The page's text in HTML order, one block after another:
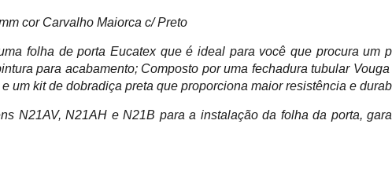
cor Carvalho Maiorca c/ Preto
folha de porta Eucatex que é ideal para você que procura um
para acabamento; Composto por uma fechadura tubular
um kit de dobradiça preta que proporciona maior resistência e
N21AV, N21AH e N21B para a instalação da folha da porta,